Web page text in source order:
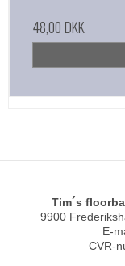
48,00 DKK
Tim´s
9900
E-
CVR-